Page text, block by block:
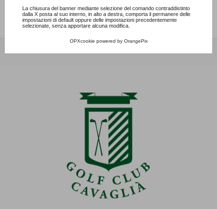
La chiusura del banner mediante selezione del comando contraddistinto
dalla X posta al suo interno, in alto a destra, comporta il permanere delle
impostazioni di default oppure delle impostazioni precedentemente
selezionate, senza apportare alcuna modifica.
OPXcookie powered by OrangePix